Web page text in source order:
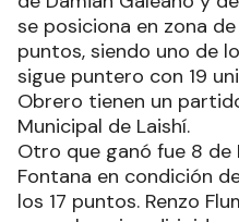
se posiciona en zona
puntos, siendo uno de
sigue puntero con 19
Obrero tienen un
Municipal de Laishí.
Otro que ganó fue 8 de
Fontana en condición
los 17 puntos. Renzo